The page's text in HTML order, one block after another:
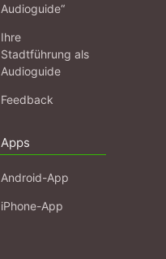
Audioguide“
Ihre
Stadtführung als
Audioguide
Feedback
Apps
Android-App
iPhone-App